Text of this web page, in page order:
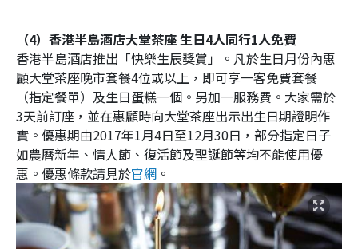
（4）香港半島酒店大堂茶座 生日4人同行1人免費
香港半島酒店推出「快樂生辰獎賞」。凡於生日月份內惠
顧大堂茶座晚市套餐4位或以上，即可享一客免費套餐
（指定餐單）及生日蛋糕一個。另加一服務費。大家需於
3天前訂座，並在惠顧時向大堂茶座出示出生日期證明作
實。優惠期由2017年1月4日至12月30日，部分指定日子
如農曆新年、情人節、復活節及聖誕節等均不能使用優
惠。優惠條款請見於官網 。